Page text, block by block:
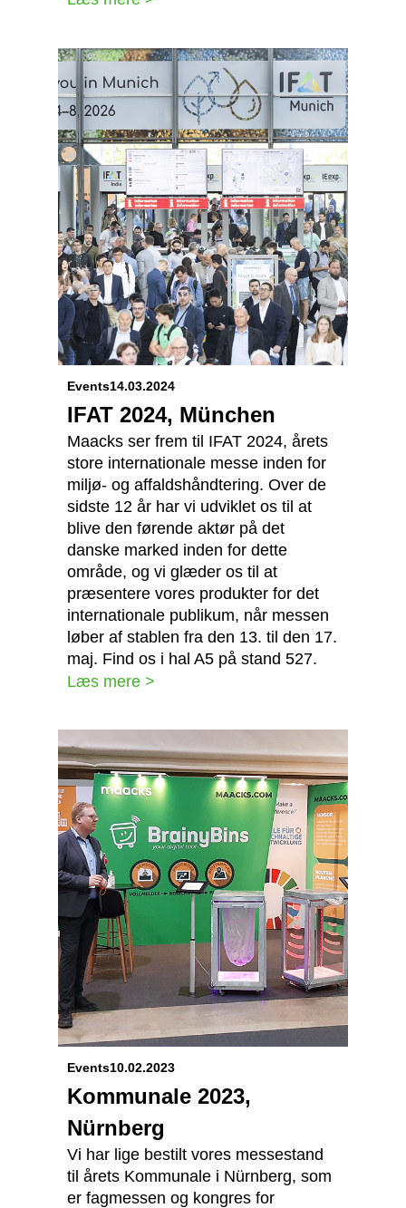
Events14.03.2024
IFAT 2024, München
Maacks ser frem til IFAT 2024, årets
store internationale messe inden for
miljø- og affaldshåndtering. Over de
sidste 12 år har vi udviklet os til at
blive den førende aktør på det
danske marked inden for dette
område, og vi glæder os til at
præsentere vores produkter for det
internationale publikum, når messen
løber af stablen fra den 13. til den 17.
maj. Find os i hal A5 på stand 527.
Læs mere >
Events10.02.2023
Kommunale 2023,
Nürnberg
Vi har lige bestilt vores messestand
til årets Kommunale i Nürnberg, som
er fagmessen og kongres for